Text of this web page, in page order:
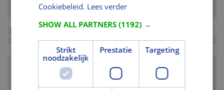
Cookiebeleid. Lees verder
SHOW ALL PARTNERS(1192) →
Strikt
noodzakelijk
Prestatie Targeting